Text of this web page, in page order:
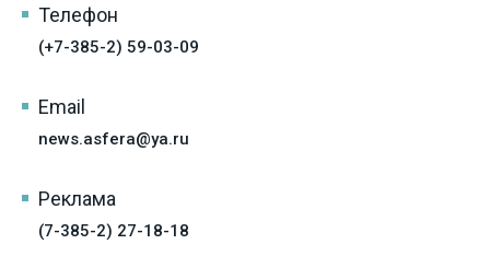
Телефон
(+7-385-2) 59-03-09
Email
news.asfera@ya.ru
Реклама
(7-385-2) 27-18-18